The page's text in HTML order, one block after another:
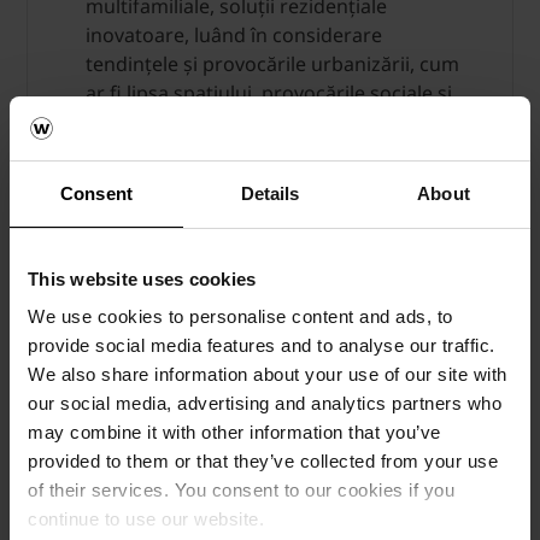
Consent Details About
This website uses cookies
We use cookies to personalise content and ads, to
provide social media features and to analyse our traffic.
We also share information about your use of our site with
our social media, advertising and analytics partners who
may combine it with other information that you’ve
provided to them or that they’ve collected from your use
of their services. You consent to our cookies if you
continue to use our website.
multifamiliale, soluții rezidențiale
inovatoare, luând în considerare
tendințele și provocările urbanizării, cum
ar fi lipsa spațiului, provocările sociale și
Clădiri publice- spații de birouri, clădiri
comerciale care oferă confort, estetică și
funcționalitate, birouri și clădiri industriale.
Clădiri publice cu scop educativ,
cultural, pentru sănătate sau proiecte
de infrastructură
- clădiri publice care
oferă confort, estetică și funcționalitate
centrelor de educație, cultură și asistență
medicală, spațiilor publice și proiectelor de
infrastructură.
Solutii speciale – punerea in opera a unor
concept arhitecturale prin care se